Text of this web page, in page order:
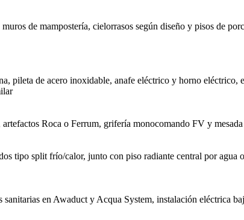
de mampostería, cielorrasos según diseño y pisos de
pileta de acero inoxidable, anafe eléctrico y horno eléctrico,
Roca o Ferrum, grifería monocomando FV y
tipo split frío/calor, junto con piso radiante central por agua
en Awaduct y Acqua System, instalación eléctrica